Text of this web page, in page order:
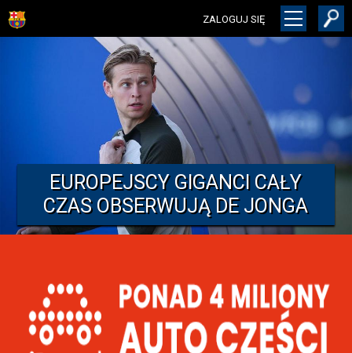
ZALOGUJ SIĘ
EUROPEJSCY GIGANCI CAŁY
CZAS OBSERWUJĄ DE JONGA